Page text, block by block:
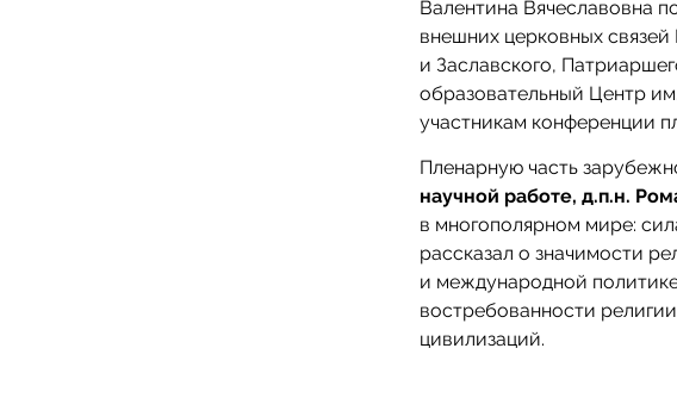
Валентина Вячеславовна
внешних церковных
и Заславского,
образовательный Центр
участникам конференции
Пленарную часть
научной работе, д.п.н.
в многополярном мире:
рассказал о значимости
и международной
востребованности
цивилизаций.